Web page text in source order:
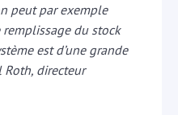
peut par exemple
du stock
est d’une grande
Roth, directeur